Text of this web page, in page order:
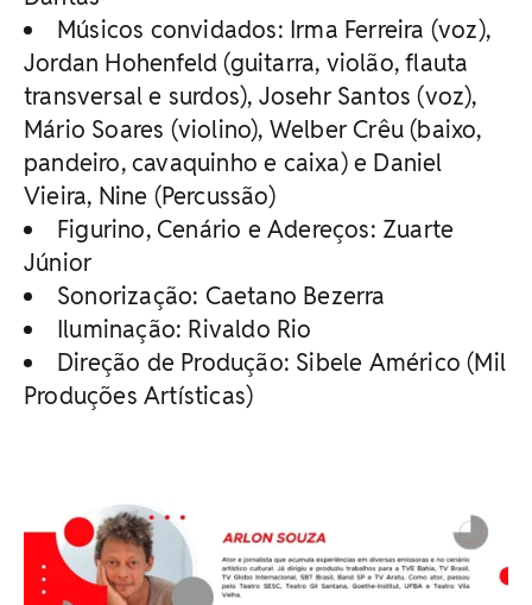
Músicos convidados: Irma Ferreira (voz),
Jordan Hohenfeld (guitarra, violão, flauta
transversal e surdos), Josehr Santos (voz),
Mário Soares (violino), Welber Crêu (baixo,
pandeiro, cavaquinho e caixa) e Daniel
Vieira, Nine (Percussão)
Figurino, Cenário e Adereços: Zuarte
Júnior
Sonorização: Caetano Bezerra
Iluminação: Rivaldo Rio
Direção de Produção: Sibele Américo (Mil
Produções Artísticas)